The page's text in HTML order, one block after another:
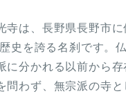
寺は、長野県長野市に
史を誇る名刹です。
に分かれる以前から存
問わず、無宗派の寺と